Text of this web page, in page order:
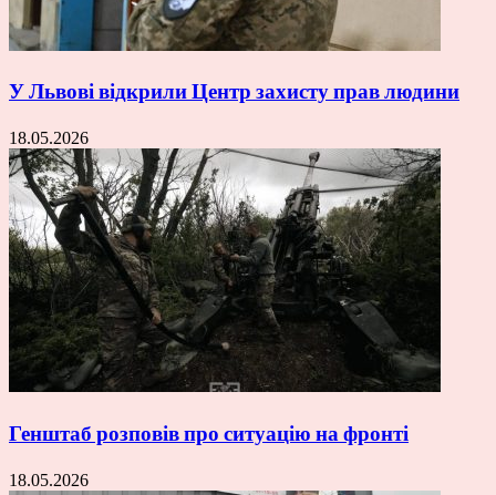
У Львові відкрили Центр захисту прав людини
18.05.2026
Генштаб розповів про ситуацію на фронті
18.05.2026